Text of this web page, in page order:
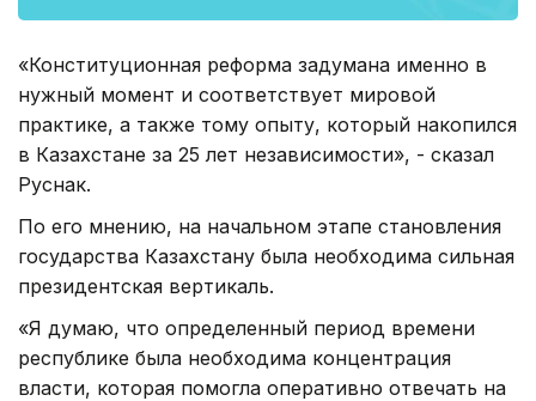
«Конституционная реформа задумана именно в
нужный момент и соответствует мировой
практике, а также тому опыту, который накопился
в Казахстане за 25 лет независимости», - сказал
Руснак.
По его мнению, на начальном этапе становления
государства Казахстану была необходима сильная
президентская вертикаль.
«Я думаю, что определенный период времени
республике была необходима концентрация
власти, которая помогла оперативно отвечать на